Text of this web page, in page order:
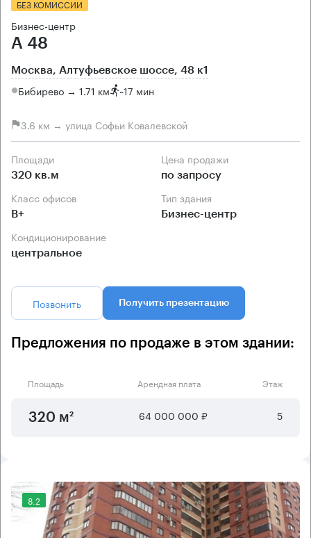
БЕЗ КОМИССИИ
Бизнес-центр
А 48
Москва, Алтуфьевское шоссе, 48 к1
Бибирево → 1.71 км ~17 мин
3.6 км → улица Софьи Ковалевской
Площади
320 кв.м
Цена продажи
по запросу
Класс офисов
B+
Тип здания
Бизнес-центр
Кондиционирование
центральное
Позвонить Получить презентацию
Предложения по продаже в этом здании:
Площадь Арендная плата Этаж
320 м² 64 000 000 ₽ 5
8.2